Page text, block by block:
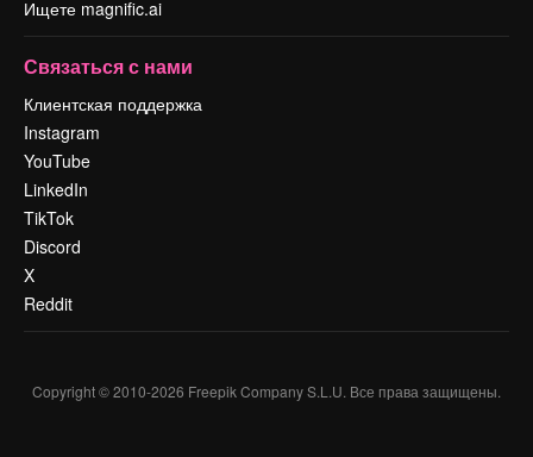
Ищете magnific.ai
Связаться с нами
Клиентская поддержка
Instagram
YouTube
LinkedIn
TikTok
Discord
X
Reddit
Copyright © 2010-2026 Freepik Company S.L.U. Все права защищены.